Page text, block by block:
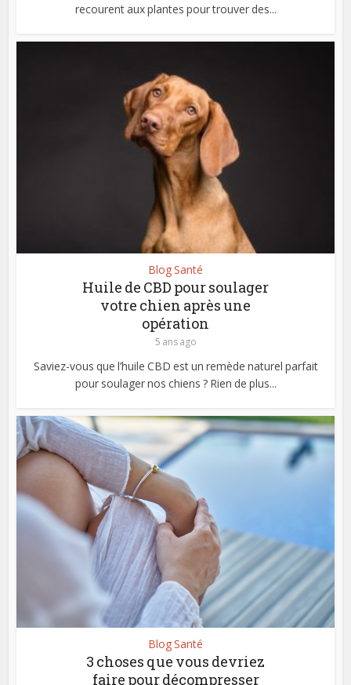
recourent aux plantes pour trouver des...
Blog Santé
Huile de CBD pour soulager
votre chien après une
opération
5 ans ago
Saviez-vous que l’huile CBD est un remède naturel parfait
pour soulager nos chiens ? Rien de plus...
Blog Santé
3 choses que vous devriez
faire pour décompresser